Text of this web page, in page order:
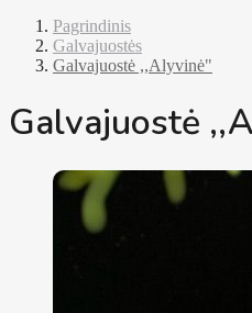
Pagrindinis
Galvajuostės
Galvajuostė ,,Alyvinė"
Galvajuostė